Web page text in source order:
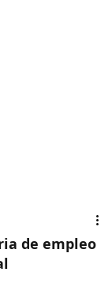
de empleo